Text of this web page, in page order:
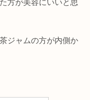
方が美容にいいと思
ジャムの方が内側か